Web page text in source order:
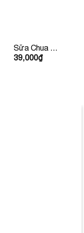
Sữa Chua Hy
Lạp Lucas Vị
39,000₫